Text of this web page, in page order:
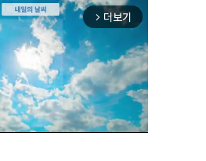
arrow_forward_ios 더보기